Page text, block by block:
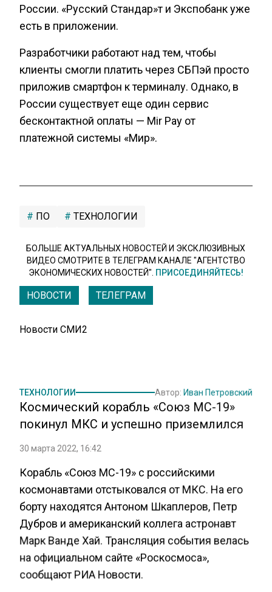
России. «Русский Стандар»т и Экспобанк уже
есть в приложении.
Разработчики работают над тем, чтобы
клиенты смогли платить через СБПэй просто
приложив смартфон к терминалу. Однако, в
России существует еще один сервис
бесконтактной оплаты — Mir Pay от
платежной системы «Мир».
ПО ТЕХНОЛОГИИ
БОЛЬШЕ АКТУАЛЬНЫХ НОВОСТЕЙ И ЭКСКЛЮЗИВНЫХ
ВИДЕО СМОТРИТЕ В ТЕЛЕГРАМ КАНАЛЕ "АГЕНТСТВО
ЭКОНОМИЧЕСКИХ НОВОСТЕЙ". ПРИСОЕДИНЯЙТЕСЬ!
НОВОСТИ ТЕЛЕГРАМ
Новости СМИ2
ТЕХНОЛОГИИ Автор: Иван Петровский
Космический корабль «Союз МС-19»
покинул МКС и успешно приземлился
30 марта 2022, 16:42
Корабль «Союз МС-19» с российскими
космонавтами отстыковался от МКС. На его
борту находятся Антоном Шкаплеров, Петр
Дубров и американский коллега астронавт
Марк Ванде Хай. Трансляция события велась
на официальном сайте «Роскосмоса»,
сообщают РИА Новости.